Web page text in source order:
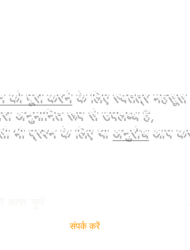
पूरा करनेके लिए स्वतंत्र
अनुमानित रूप से उपलब्ध हैं,
भी प्रश्न के लिए या अनुरोधआप
संपर्क करें